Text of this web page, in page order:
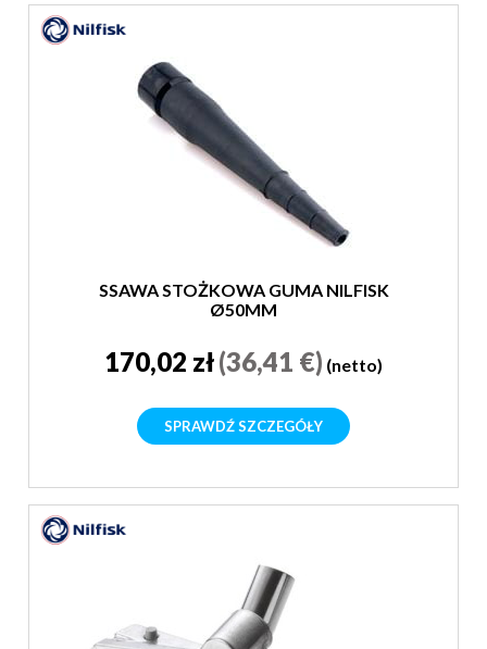
SSAWA STOŻKOWA GUMA NILFISK
Ø50MM
170,02 zł(36,41 €) (netto)
SPRAWDŹ SZCZEGÓŁY